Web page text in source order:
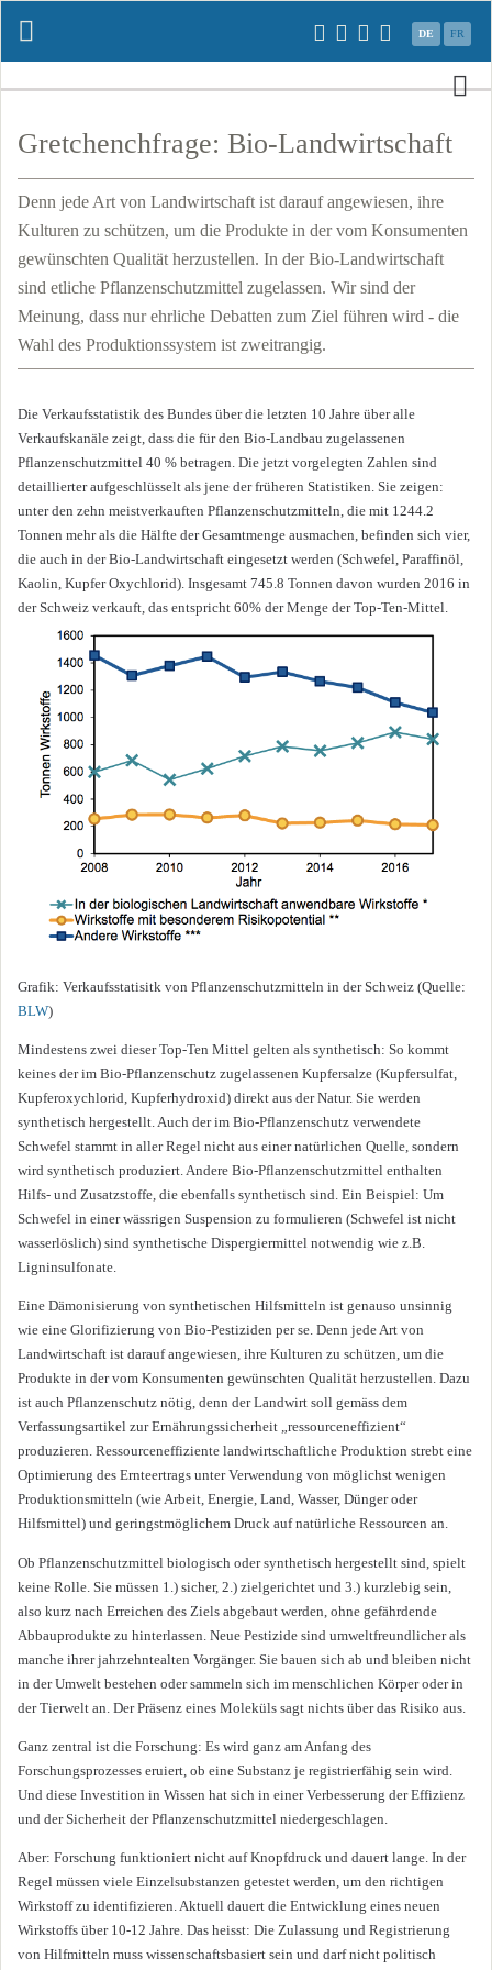
DE FR
Gretchenchfrage: Bio-Landwirtschaft
Denn jede Art von Landwirtschaft ist darauf angewiesen, ihre
Kulturen zu schützen, um die Produkte in der vom Konsumenten
gewünschten Qualität herzustellen. In der Bio-Landwirtschaft
sind etliche Pflanzenschutzmittel zugelassen. Wir sind der
Meinung, dass nur ehrliche Debatten zum Ziel führen wird - die
Wahl des Produktionssystem ist zweitrangig.
Die Verkaufsstatistik des Bundes über die letzten 10 Jahre über alle
Verkaufskanäle zeigt, dass die für den Bio-Landbau zugelassenen
Pflanzenschutzmittel 40 % betragen. Die jetzt vorgelegten Zahlen sind
detaillierter aufgeschlüsselt als jene der früheren Statistiken. Sie zeigen:
unter den zehn meistverkauften Pflanzenschutzmitteln, die mit 1244.2
Tonnen mehr als die Hälfte der Gesamtmenge ausmachen, befinden sich vier,
die auch in der Bio-Landwirtschaft eingesetzt werden (Schwefel, Paraffinöl,
Kaolin, Kupfer Oxychlorid). Insgesamt 745.8 Tonnen davon wurden 2016 in
der Schweiz verkauft, das entspricht 60% der Menge der Top-Ten-Mittel.
Grafik: Verkaufsstatisitk von Pflanzenschutzmitteln in der Schweiz (Quelle:
BLW)
Mindestens zwei dieser Top-Ten Mittel gelten als synthetisch: So kommt
keines der im Bio-Pflanzenschutz zugelassenen Kupfersalze (Kupfersulfat,
Kupferoxychlorid, Kupferhydroxid) direkt aus der Natur. Sie werden
synthetisch hergestellt. Auch der im Bio-Pflanzenschutz verwendete
Schwefel stammt in aller Regel nicht aus einer natürlichen Quelle, sondern
wird synthetisch produziert. Andere Bio-Pflanzenschutzmittel enthalten
Hilfs- und Zusatzstoffe, die ebenfalls synthetisch sind. Ein Beispiel: Um
Schwefel in einer wässrigen Suspension zu formulieren (Schwefel ist nicht
wasserlöslich) sind synthetische Dispergiermittel notwendig wie z.B.
Ligninsulfonate.
Eine Dämonisierung von synthetischen Hilfsmitteln ist genauso unsinnig
wie eine Glorifizierung von Bio-Pestiziden per se. Denn jede Art von
Landwirtschaft ist darauf angewiesen, ihre Kulturen zu schützen, um die
Produkte in der vom Konsumenten gewünschten Qualität herzustellen. Dazu
ist auch Pflanzenschutz nötig, denn der Landwirt soll gemäss dem
Verfassungsartikel zur Ernährungssicherheit „ressourceneffizient“
produzieren. Ressourceneffiziente landwirtschaftliche Produktion strebt eine
Optimierung des Ernteertrags unter Verwendung von möglichst wenigen
Produktionsmitteln (wie Arbeit, Energie, Land, Wasser, Dünger oder
Hilfsmittel) und geringstmöglichem Druck auf natürliche Ressourcen an.
Ob Pflanzenschutzmittel biologisch oder synthetisch hergestellt sind, spielt
keine Rolle. Sie müssen 1.) sicher, 2.) zielgerichtet und 3.) kurzlebig sein,
also kurz nach Erreichen des Ziels abgebaut werden, ohne gefährdende
Abbauprodukte zu hinterlassen. Neue Pestizide sind umweltfreundlicher als
manche ihrer jahrzehntealten Vorgänger. Sie bauen sich ab und bleiben nicht
in der Umwelt bestehen oder sammeln sich im menschlichen Körper oder in
der Tierwelt an. Der Präsenz eines Moleküls sagt nichts über das Risiko aus.
Ganz zentral ist die Forschung: Es wird ganz am Anfang des
Forschungsprozesses eruiert, ob eine Substanz je registrierfähig sein wird.
Und diese Investition in Wissen hat sich in einer Verbesserung der Effizienz
und der Sicherheit der Pflanzenschutzmittel niedergeschlagen.
Aber: Forschung funktioniert nicht auf Knopfdruck und dauert lange. In der
Regel müssen viele Einzelsubstanzen getestet werden, um den richtigen
Wirkstoff zu identifizieren. Aktuell dauert die Entwicklung eines neuen
Wirkstoffs über 10-12 Jahre. Das heisst: Die Zulassung und Registrierung
von Hilfmitteln muss wissenschaftsbasiert sein und darf nicht politisch